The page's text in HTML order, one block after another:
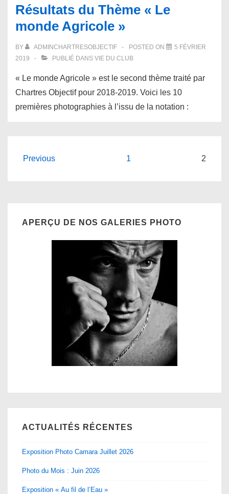
Résultats du Thème « Le
monde Agricole »
BY ADMINCHARTRESOBJECTIF POSTED ON
5 FÉVRIER
2019
PUBLIÉ DANS VIE DU CLUB
« Le monde Agricole » est le second thème traité par
Chartres Objectif pour 2018-2019. Voici les 10
premières photographies à l’issu de la notation :
Pagination
Previous 1 2
APERÇU DE NOS GALERIES PHOTO
ACTUALITÉS RÉCENTES
Exposition Photo Camara Juillet 2026
Photo du Mois : Juin 2026
Exposition « Au fil de l’Eau »